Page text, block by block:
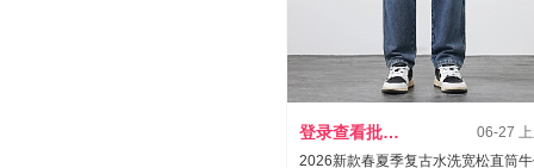
登录查看批发价
06-27
2026新款春夏季复古水洗宽松直筒